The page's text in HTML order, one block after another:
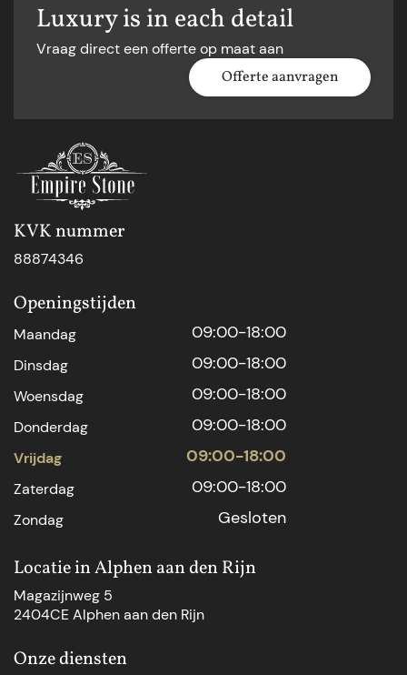
Luxury is in each detail
Vraag direct een offerte op maat aan
Offerte aanvragen
KVK nummer
88874346
Openingstijden
Maandag 09:00-18:00
Dinsdag 09:00-18:00
Woensdag 09:00-18:00
Donderdag 09:00-18:00
Vrijdag 09:00-18:00
Zaterdag 09:00-18:00
Zondag Gesloten
Locatie in Alphen aan den Rijn
Magazijnweg 5
2404CE Alphen aan den Rijn
Onze diensten